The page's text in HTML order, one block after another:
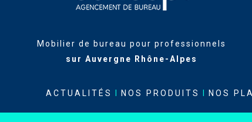
Mobilier de bureau pour professionnels
sur Auvergne Rhône-Alpes
ACTUALITÉS NOS PRODUITS NOS